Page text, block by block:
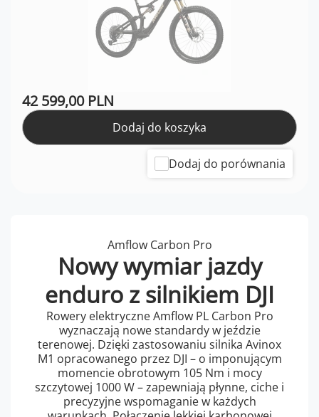
Amflow Carbon Pro
Nowy wymiar jazdy
enduro z silnikiem DJI
Rowery elektryczne Amflow PL Carbon Pro
wyznaczają nowe standardy w jeździe
terenowej. Dzięki zastosowaniu silnika Avinox
M1 opracowanego przez DJI – o imponującym
momencie obrotowym 105 Nm i mocy
szczytowej 1000 W – zapewniają płynne, ciche i
precyzyjne wspomaganie w każdych
42 599,00 PLN
Dodaj do koszyka
Dodaj do porównania